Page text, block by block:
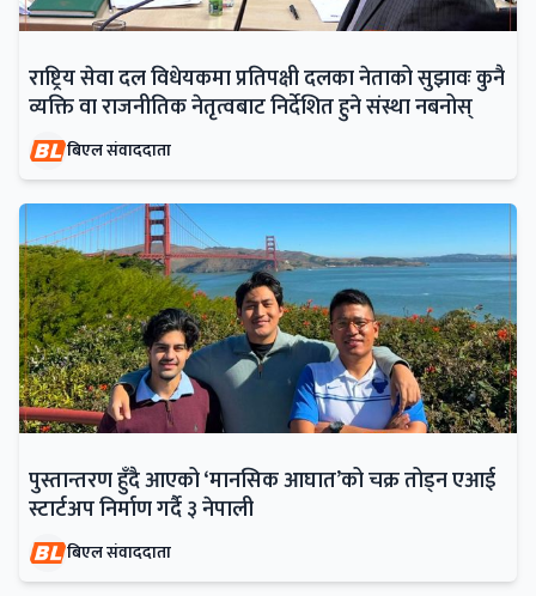
राष्ट्रिय सेवा दल विधेयकमा प्रतिपक्षी दलका नेताको सुझावः कुनै
व्यक्ति वा राजनीतिक नेतृत्वबाट निर्देशित हुने संस्था नबनोस्
बिएल संवाददाता
पुस्तान्तरण हुँदै आएको ‘मानसिक आघात’को चक्र तोड्न एआई
स्टार्टअप निर्माण गर्दै ३ नेपाली
बिएल संवाददाता